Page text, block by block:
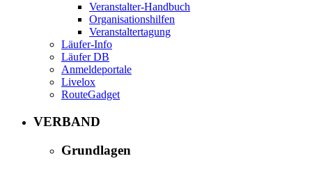
Veranstalter-Handbuch
Organisationshilfen
Veranstaltertagung
Läufer-Info
Läufer DB
Anmeldeportale
Livelox
RouteGadget
VERBAND
Grundlagen